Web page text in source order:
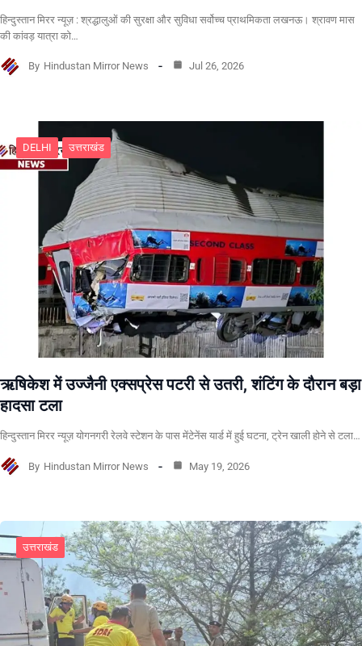
हिन्दुस्तान मिरर न्यूज़ : श्रद्धालुओं की सुरक्षा और सुविधा सर्वोच्च प्राथमिकता लखनऊ। श्रावण मास
की कांवड़ यात्रा को…
By Hindustan Mirror News Jul 26, 2026
DELHI उत्तराखंड
ऋषिकेश में उज्जैनी एक्सप्रेस पटरी से उतरी, शंटिंग के दौरान बड़ा
हादसा टला
हिन्दुस्तान मिरर न्यूज़ योगनगरी रेलवे स्टेशन के पास मेंटेनेंस यार्ड में हुई घटना, ट्रेन खाली होने से टला…
By Hindustan Mirror News May 19, 2026
उत्तराखंड